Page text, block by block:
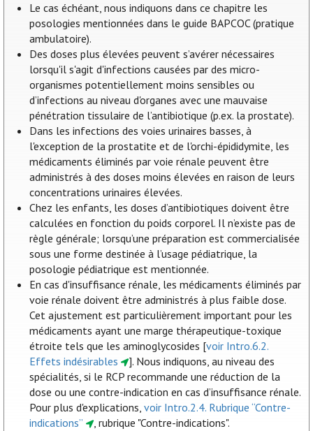
Le cas échéant, nous indiquons dans ce chapitre les
posologies mentionnées dans le guide BAPCOC (pratique
ambulatoire).
Des doses plus élevées peuvent s’avérer nécessaires
lorsqu'il s'agit d'infections causées par des micro-
organismes potentiellement moins sensibles ou
d’infections au niveau d'organes avec une mauvaise
pénétration tissulaire de l’antibiotique (p.ex. la prostate).
Dans les infections des voies urinaires basses, à
l'exception de la prostatite et de l'orchi-épididymite, les
médicaments éliminés par voie rénale peuvent être
administrés à des doses moins élevées en raison de leurs
concentrations urinaires élevées.
Chez les enfants, les doses d’antibiotiques doivent être
calculées en fonction du poids corporel. Il n’existe pas de
règle générale; lorsqu’une préparation est commercialisée
sous une forme destinée à l’usage pédiatrique, la
posologie pédiatrique est mentionnée.
En cas d'insuffisance rénale, les médicaments éliminés par
voie rénale doivent être administrés à plus faible dose.
Cet ajustement est particulièrement important pour les
médicaments ayant une marge thérapeutique-toxique
étroite tels que les aminoglycosides [voir Intro.6.2.
Effets indésirables
]. Nous indiquons, au niveau des
spécialités, si le RCP recommande une réduction de la
dose ou une contre-indication en cas d’insuffisance rénale.
Pour plus d'explications,voir Intro.2.4. Rubrique “Contre-
indications”
, rubrique "Contre-indications".